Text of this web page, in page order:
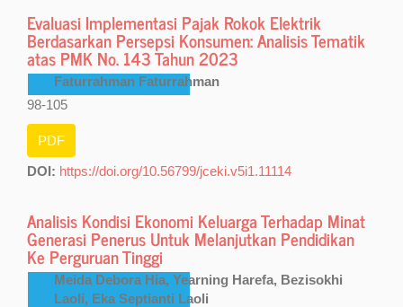
Evaluasi Implementasi Pajak Rokok Elektrik
Berdasarkan Persepsi Konsumen: Analisis Tematik
atas PMK No. 143 Tahun 2023
Faturrahman Faturrahman
98-105
PDF
DOI: https://doi.org/10.56799/jceki.v5i1.11114
Analisis Kondisi Ekonomi Keluarga Terhadap Minat
Generasi Penerus Untuk Melanjutkan Pendidikan
Ke Perguruan Tinggi
Meida Debora Hia, Yearning Harefa, Bezisokhi
Laoli, Eka Septianti Laoli